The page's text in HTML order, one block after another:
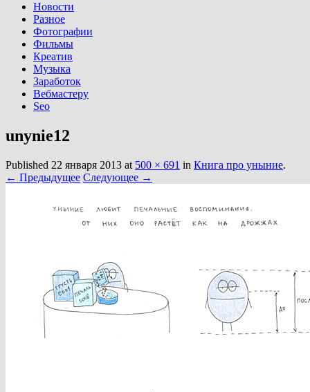
Новости
Разное
Фотографии
Фильмы
Креатив
Музыка
Заработок
Вебмастеру
Seo
unynie12
Published 22 января 2013 at 500 × 691 in Книга про уныние.
← Предыдущее Следующее →